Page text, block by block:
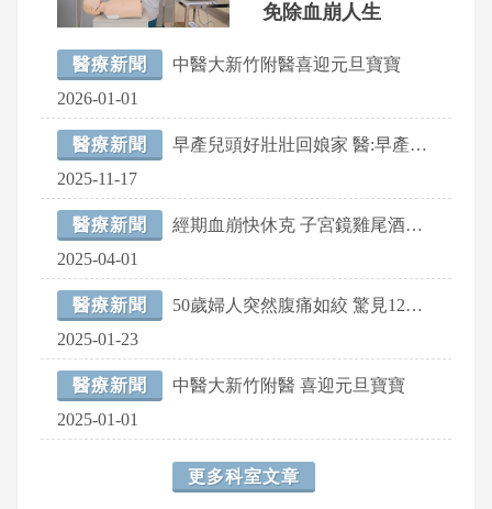
免除血崩人生
醫療新聞
中醫大新竹附醫喜迎元旦寶寶
2026-01-01
醫療新聞
早產兒頭好壯壯回娘家 醫:早產不是病
2025-11-17
醫療新聞
經期血崩快休克 子宮鏡雞尾酒療法免切子宮改善
2025-04-01
醫療新聞
50歲婦人突然腹痛如絞 驚見12公分卵巢腫瘤
2025-01-23
醫療新聞
中醫大新竹附醫 喜迎元旦寶寶
2025-01-01
更多科室文章